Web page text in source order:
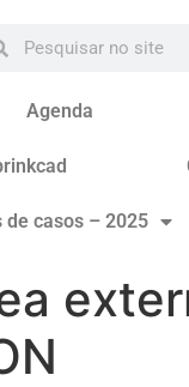
Agenda
de casos – 2025